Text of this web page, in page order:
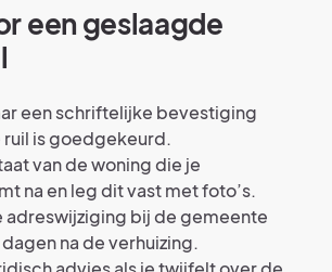
een geslaagde
een schriftelijke bevestiging
ruil is goedgekeurd.
van de woning die je
na en leg dit vast met foto’s.
adreswijziging bij de gemeente
na de verhuizing.